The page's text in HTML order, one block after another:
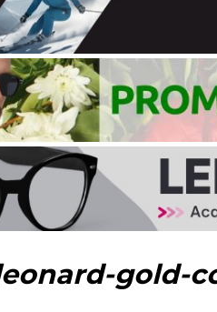
gold-